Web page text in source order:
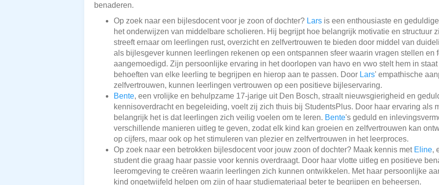
benaderen.
Op zoek naar een bijlesdocent voor je zoon of dochter? Lars is een enthousiaste en
het onderwijzen van middelbare scholieren. Hij begrijpt hoe belangrijk motivatie en structuur
streeft ernaar om leerlingen rust, overzicht en zelfvertrouwen te bieden door middel van
als bijlesgever kunnen leerlingen rekenen op een ontspannen sfeer waarin vragen stellen en
aangemoedigd. Zijn persoonlijke ervaring in het doorlopen van havo en vwo stelt hem in
behoeften van elke leerling te begrijpen en hierop aan te passen. Door Lars' empathische
zelfvertrouwen, kunnen leerlingen vertrouwen op een positieve bijleservaring.
Bente, een vrolijke en behulpzame 17-jarige uit Den Bosch, straalt nieuwsgierigheid en
kennisoverdracht en begeleiding, voelt zij zich thuis bij StudentsPlus. Door haar ervaring als
belangrijk het is dat leerlingen zich veilig voelen om te leren. Bente's geduld en
verschillende manieren uitleg te geven, zodat elk kind kan groeien en zelfvertrouwen kan
op cijfers, maar ook op het stimuleren van plezier en zelfvertrouwen in het leerproces.
Op zoek naar een betrokken bijlesdocent voor jouw zoon of dochter? Maak kennis met Eline,
student die graag haar passie voor kennis overdraagt. Door haar vlotte uitleg en positieve
leeromgeving te creëren waarin leerlingen zich kunnen ontwikkelen. Met haar persoonlijke
kind ongetwijfeld helpen om zijn of haar studiemateriaal beter te begrijpen en beheersen.